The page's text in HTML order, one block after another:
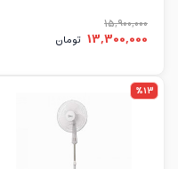
15,900,000
13,300,000 تومان
%13